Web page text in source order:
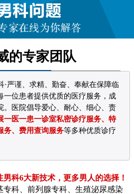
的专家团队
·严谨、求精、勤奋、奉献在保障临
一位患者提供优质的医疗服务，成
。医院倡导爱心、耐心、细心、责
一医一患一诊室私密诊疗服务、特
务、费用查询服务等多种优质诊疗
科6大新技术，更多男人的选择！
专科、前列腺专科、生殖泌尿感染